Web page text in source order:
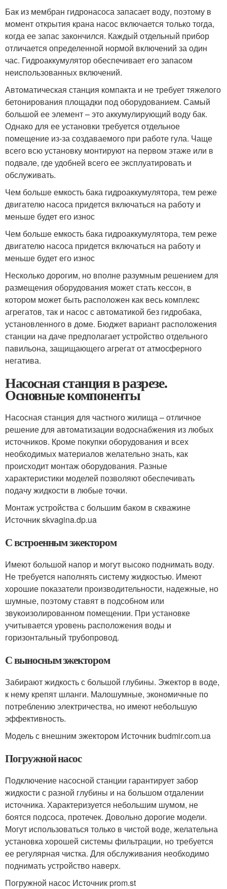
Бак из мембран гидронасоса запасает воду, поэтому в
момент открытия крана насос включается только тогда,
когда ее запас закончился. Каждый отдельный прибор
отличается определенной нормой включений за один
час. Гидроаккумулятор обеспечивает его запасом
неиспользованных включений.
Автоматическая станция компакта и не требует тяжелого
бетонирования площадки под оборудованием. Самый
большой ее элемент – это аккумулирующий воду бак.
Однако для ее установки требуется отдельное
помещение из-за создаваемого при работе гула. Чаще
всего всю установку монтируют на первом этаже или в
подвале, где удобней всего ее эксплуатировать и
обслуживать.
Чем больше емкость бака гидроаккумулятора, тем реже
двигателю насоса придется включаться на работу и
меньше будет его износ
Чем больше емкость бака гидроаккумулятора, тем реже
двигателю насоса придется включаться на работу и
меньше будет его износ
Несколько дорогим, но вполне разумным решением для
размещения оборудования может стать кессон, в
котором может быть расположен как весь комплекс
агрегатов, так и насос с автоматикой без гидробака,
установленного в доме. Бюджет вариант расположения
станции на даче предполагает устройство отдельного
павильона, защищающего агрегат от атмосферного
негатива.
Насосная станция в разрезе.
Основные компоненты
Насосная станция для частного жилища – отличное
решение для автоматизации водоснабжения из любых
источников. Кроме покупки оборудования и всех
необходимых материалов желательно знать, как
происходит монтаж оборудования. Разные
характеристики моделей позволяют обеспечивать
подачу жидкости в любые точки.
Монтаж устройства с большим баком в скважине
Источник skvagina.dp.ua
С встроенным эжектором
Имеют большой напор и могут высоко поднимать воду.
Не требуется наполнять систему жидкостью. Имеют
хорошие показатели производительности, надежные, но
шумные, поэтому ставят в подсобном или
звукоизолированном помещении. При установке
учитывается уровень расположения воды и
горизонтальный трубопровод.
С выносным эжектором
Забирают жидкость с большой глубины. Эжектор в воде,
к нему крепят шланги. Малошумные, экономичные по
потреблению электричества, но имеют небольшую
эффективность.
Модель с внешним эжектором Источник budmir.com.ua
Погружной насос
Подключение насосной станции гарантирует забор
жидкости с разной глубины и на большом отдалении
источника. Характеризуется небольшим шумом, не
боятся подсоса, протечек. Довольно дорогие модели.
Могут использоваться только в чистой воде, желательна
установка хорошей системы фильтрации, но требуется
ее регулярная чистка. Для обслуживания необходимо
поднимать устройство наверх.
Погружной насос Источник prom.st